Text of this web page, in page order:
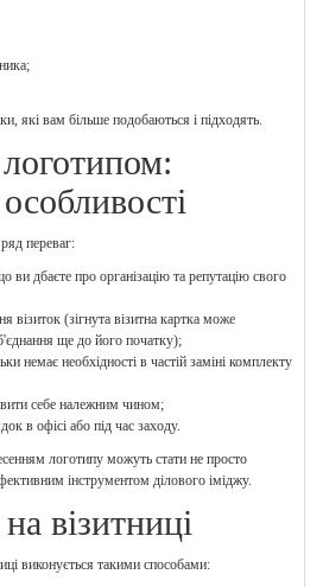
які вам більше подобаються і підходять.
переваг:
дбаєте про організацію та репутацію свого
візиток (зігнута візитна картка може
ще до його початку);
немає необхідності в частій заміні комплекту
себе належним чином;
в офісі або під час заходу.
логотипу можуть стати не просто
інструментом ділового іміджу.
візитниці
виконується такими способами: